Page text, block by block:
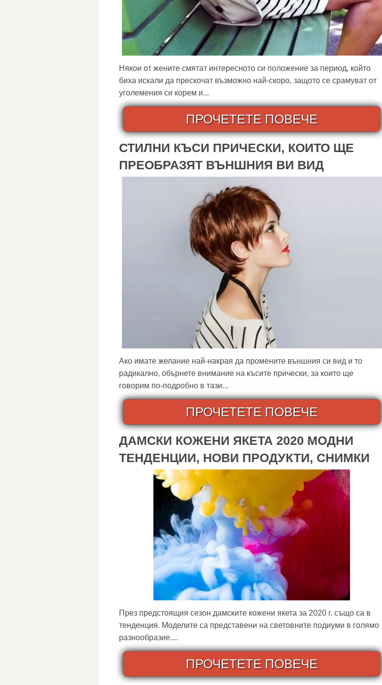
Някои от жените смятат интересното си положение за период, който
биха искали да прескочат възможно най-скоро, защото се срамуват от
уголемения си корем и...
ПРОЧЕТЕТЕ ПОВЕЧЕ
СТИЛНИ КЪСИ ПРИЧЕСКИ, КОИТО ЩЕ
ПРЕОБРАЗЯТ ВЪНШНИЯ ВИ ВИД
Ако имате желание най-накрая да промените външния си вид и то
радикално, обърнете внимание на късите прически, за които ще
говорим по-подробно в тази...
ПРОЧЕТЕТЕ ПОВЕЧЕ
ДАМСКИ КОЖЕНИ ЯКЕТА 2020 МОДНИ
ТЕНДЕНЦИИ, НОВИ ПРОДУКТИ, СНИМКИ
През предстоящия сезон дамските кожени якета за 2020 г. също са в
тенденция. Моделите са представени на световните подиуми в голямо
разнообразие....
ПРОЧЕТЕТЕ ПОВЕЧЕ